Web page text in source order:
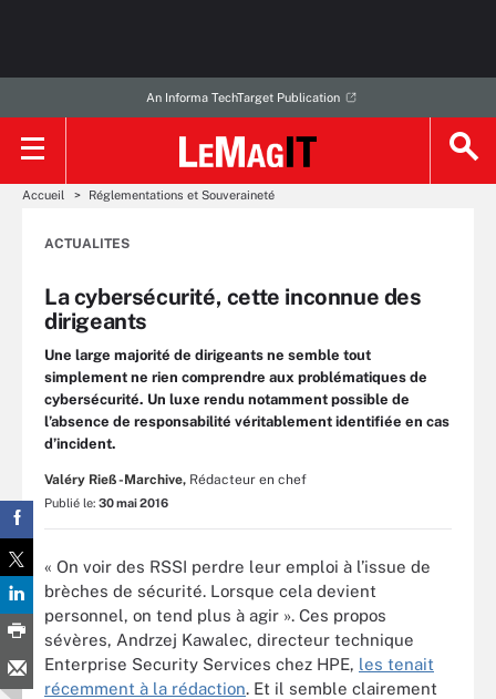
An Informa TechTarget Publication
Accueil Réglementations et Souveraineté
ACTUALITES
La cybersécurité, cette inconnue des
dirigeants
Une large majorité de dirigeants ne semble tout
simplement ne rien comprendre aux problématiques de
cybersécurité. Un luxe rendu notamment possible de
l’absence de responsabilité véritablement identifiée en cas
d’incident.
Valéry Rieß-Marchive, Rédacteur en chef
Publié le: 30 mai 2016
« On voir des RSSI perdre leur emploi à l’issue de
brèches de sécurité. Lorsque cela devient
personnel, on tend plus à agir ». Ces propos
sévères, Andrzej Kawalec, directeur technique
Enterprise Security Services chez HPE, les tenait
récemment à la rédaction. Et il semble clairement